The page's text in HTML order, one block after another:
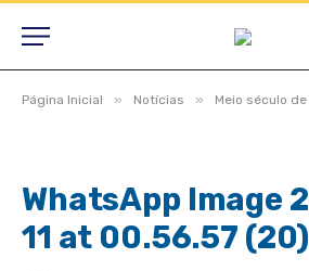
Página Inicial » Notícias » Meio século de história, lágrimas e raízes,
WhatsApp Image
11 at 00.56.57